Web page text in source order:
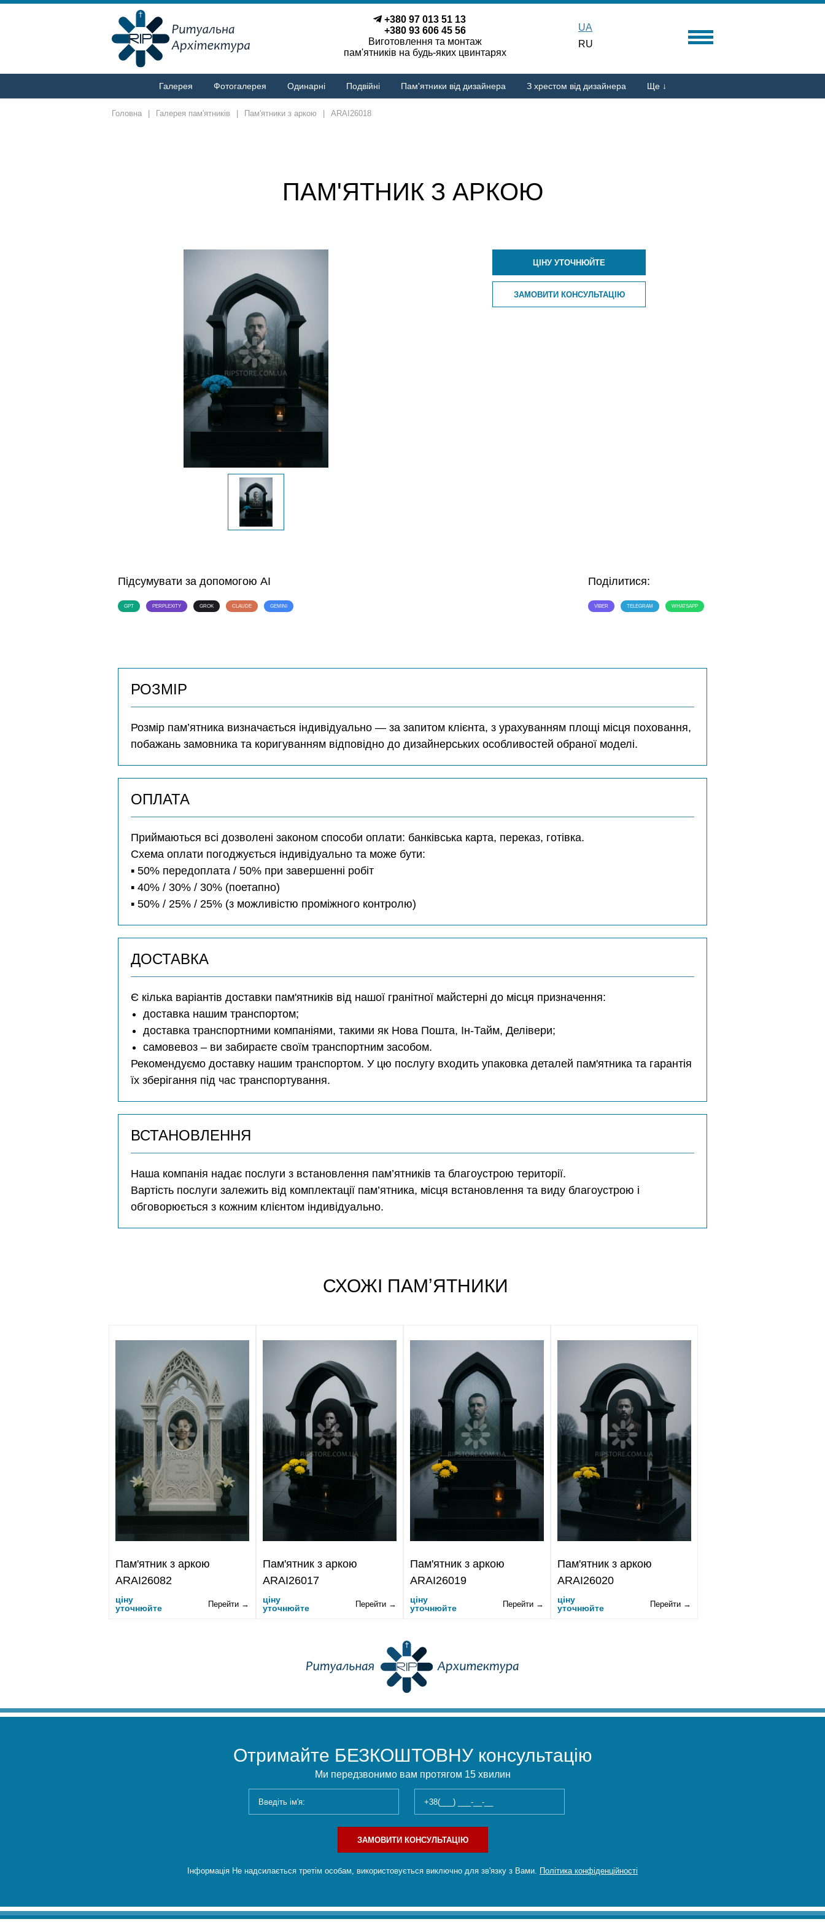
+380 97 013 51 13
+380 93 606 45 56
Виготовлення та монтаж
пам'ятників на будь-яких цвинтарях
UA
RU
Галерея Фотогалерея Одинарні Подвійні Пам'ятники від дизайнера З хрестом від дизайнера Ще ↓
Головна Галерея пам'ятників Пам'ятники з аркою ARAI26018
ПАМ'ЯТНИК З АРКОЮ
ЦІНУ УТОЧНЮЙТЕ
ЗАМОВИТИ КОНСУЛЬТАЦІЮ
Підсумувати за допомогою AI
GPT PERPLEXITY GROK CLAUDE GEMINI
Поділитися:
VIBER TELEGRAM WHATSAPP
РОЗМІР
Розмір пам’ятника визначається індивідуально — за запитом клієнта, з урахуванням площі місця поховання,
побажань замовника та коригуванням відповідно до дизайнерських особливостей обраної моделі.
ОПЛАТА
Приймаються всі дозволені законом способи оплати: банківська карта, переказ, готівка.
Схема оплати погоджується індивідуально та може бути:
▪️ 50% передоплата / 50% при завершенні робіт
▪️ 40% / 30% / 30% (поетапно)
▪️ 50% / 25% / 25% (з можливістю проміжного контролю)
ДОСТАВКА
Є кілька варіантів доставки пам'ятників від нашої гранітної майстерні до місця призначення:
доставка нашим транспортом;
доставка транспортними компаніями, такими як Нова Пошта, Ін-Тайм, Делівери;
самовевоз – ви забираєте своїм транспортним засобом.
Рекомендуємо доставку нашим транспортом. У цю послугу входить упаковка деталей пам'ятника та гарантія
їх зберігання під час транспортування.
ВСТАНОВЛЕННЯ
Наша компанія надає послуги з встановлення пам’ятників та благоустрою території.
Вартість послуги залежить від комплектації пам’ятника, місця встановлення та виду благоустрою і
обговорюється з кожним клієнтом індивідуально.
СХОЖІ ПАМʼЯТНИКИ
Пам'ятник з аркою
ARAI26082
ціну
уточнюйте
Перейти →
Пам'ятник з аркою
ARAI26017
ціну
уточнюйте
Перейти →
Пам'ятник з аркою
ARAI26019
ціну
уточнюйте
Перейти →
Пам'ятник з аркою
ARAI26020
ціну
уточнюйте
Перейти →
Отримайте БЕЗКОШТОВНУ консультацію
Ми передзвонимо вам протягом 15 хвилин
ЗАМОВИТИ КОНСУЛЬТАЦІЮ
Інформація Не надсилається третім особам, використовується виключно для зв'язку з Вами. Політика конфіденційності